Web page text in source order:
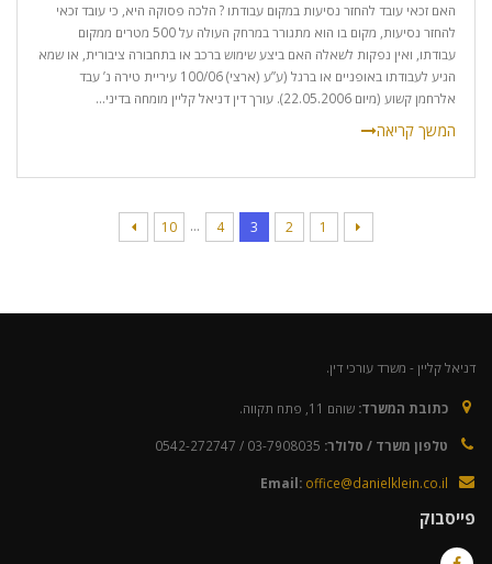
האם זכאי עובד להחזר נסיעות במקום עבודתו ? הלכה פסוקה היא, כי עובד זכאי
להחזר נסיעות, מקום בו הוא מתגורר במרחק העולה על 500 מטרים ממקום
עבודתו, ואין נפקות לשאלה האם ביצע שימוש ברכב או בתחבורה ציבורית, או שמא
הגיע לעבודתו באופניים או ברגל (ע”ע (ארצי) 100/06 עיריית טירה נ’ עבד
אלרחמן קשוע (מיום 22.05.2006). עורך דין דניאל קליין מומחה בדיני...
1
2
3
4
…
10
דניאל קליין - משרד עורכי דין.
כתובת המשרד: שוהם 11, פתח תקווה.
טלפון משרד / סלולר: 03-7908035 / 0542-272747
Email: office@danielklein.co.il
פייסבוק